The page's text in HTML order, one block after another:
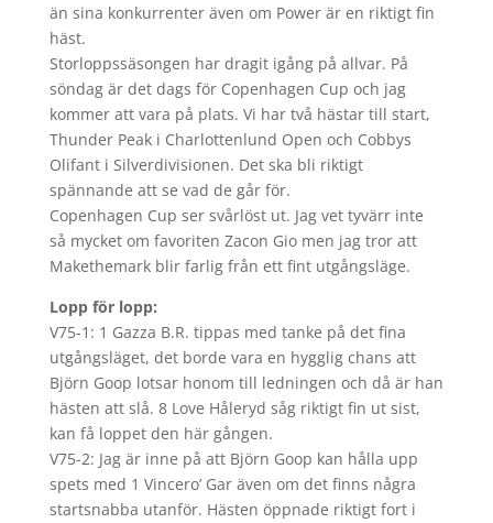
än sina konkurrenter även om Power är en riktigt fin
häst.
Storloppssäsongen har dragit igång på allvar. På
söndag är det dags för Copenhagen Cup och jag
kommer att vara på plats. Vi har två hästar till start,
Thunder Peak i Charlottenlund Open och Cobbys
Olifant i Silverdivisionen. Det ska bli riktigt
spännande att se vad de går för.
Copenhagen Cup ser svårlöst ut. Jag vet tyvärr inte
så mycket om favoriten Zacon Gio men jag tror att
Makethemark blir farlig från ett fint utgångsläge.
Lopp för lopp:
V75-1: 1 Gazza B.R. tippas med tanke på det fina
utgångsläget, det borde vara en hygglig chans att
Björn Goop lotsar honom till ledningen och då är han
hästen att slå. 8 Love Håleryd såg riktigt fin ut sist,
kan få loppet den här gången.
V75-2: Jag är inne på att Björn Goop kan hålla upp
spets med 1 Vincero’ Gar även om det finns några
startsnabba utanför. Hästen öppnade riktigt fort i